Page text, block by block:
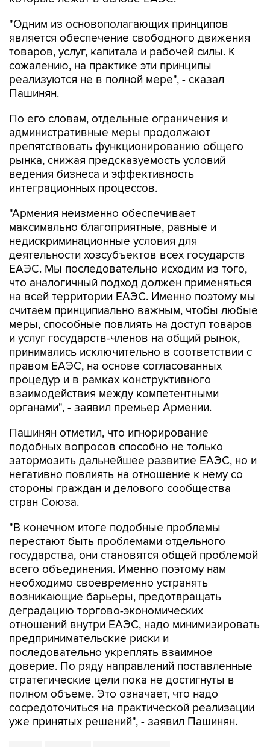
"Одним из основополагающих принципов
является обеспечение свободного движения
товаров, услуг, капитала и рабочей силы. К
сожалению, на практике эти принципы
реализуются не в полной мере", - сказал
Пашинян.
По его словам, отдельные ограничения и
административные меры продолжают
препятствовать функционированию общего
рынка, снижая предсказуемость условий
ведения бизнеса и эффективность
интеграционных процессов.
"Армения неизменно обеспечивает
максимально благоприятные, равные и
недискриминационные условия для
деятельности хозсубъектов всех государств
ЕАЭС. Мы последовательно исходим из того,
что аналогичный подход должен применяться
на всей территории ЕАЭС. Именно поэтому мы
считаем принципиально важным, чтобы любые
меры, способные повлиять на доступ товаров
и услуг государств-членов на общий рынок,
принимались исключительно в соответствии с
правом ЕАЭС, на основе согласованных
процедур и в рамках конструктивного
взаимодействия между компетентными
органами", - заявил премьер Армении.
Пашинян отметил, что игнорирование
подобных вопросов способно не только
затормозить дальнейшее развитие ЕАЭС, но и
негативно повлиять на отношение к нему со
стороны граждан и делового сообщества
стран Союза.
"В конечном итоге подобные проблемы
перестают быть проблемами отдельного
государства, они становятся общей проблемой
всего объединения. Именно поэтому нам
необходимо своевременно устранять
возникающие барьеры, предотвращать
деградацию торгово-экономических
отношений внутри ЕАЭС, надо минимизировать
предпринимательские риски и
последовательно укреплять взаимное
доверие. По ряду направлений поставленные
стратегические цели пока не достигнуты в
полном объеме. Это означает, что надо
сосредоточиться на практической реализации
уже принятых решений", - заявил Пашинян.